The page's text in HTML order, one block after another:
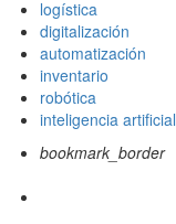
logística
digitalización
automatización
inventario
robótica
inteligencia artificial
bookmark_border